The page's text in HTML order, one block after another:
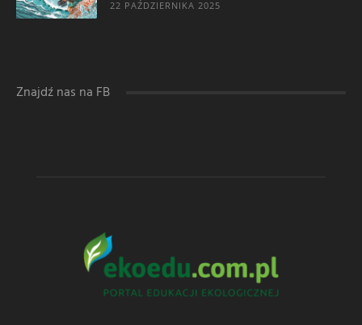
22 PAŹDZIERNIKA 2025
Znajdź nas na FB